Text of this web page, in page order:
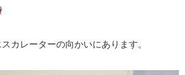
カレーターの向かいにあります。